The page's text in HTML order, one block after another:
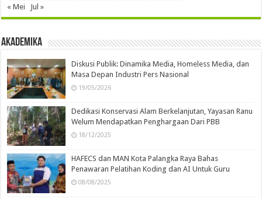
« Mei
Jul »
Akademika
Diskusi Publik: Dinamika Media, Homeless Media, dan
Masa Depan Industri Pers Nasional
19/05/2026
Dedikasi Konservasi Alam Berkelanjutan, Yayasan Ranu
Welum Mendapatkan Penghargaan Dari PBB
18/12/2025
HAFECS dan MAN Kota Palangka Raya Bahas
Penawaran Pelatihan Koding dan AI Untuk Guru
08/08/2025